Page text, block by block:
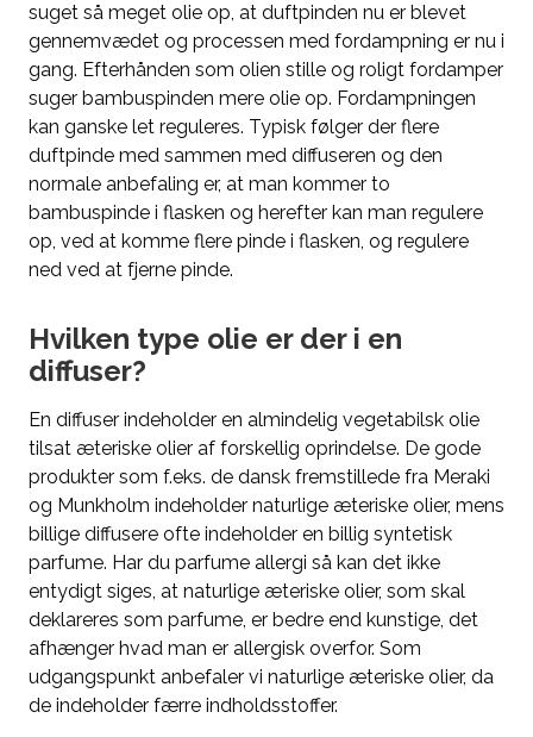
suget så meget olie op, at duftpinden nu er blevet
gennemvædet og processen med fordampning er nu i
gang. Efterhånden som olien stille og roligt fordamper
suger bambuspinden mere olie op. Fordampningen
kan ganske let reguleres. Typisk følger der flere
duftpinde med sammen med diffuseren og den
normale anbefaling er, at man kommer to
bambuspinde i flasken og herefter kan man regulere
op, ved at komme flere pinde i flasken, og regulere
ned ved at fjerne pinde.
Hvilken type olie er der i en
diffuser?
En diffuser indeholder en almindelig vegetabilsk olie
tilsat æteriske olier af forskellig oprindelse. De gode
produkter som f.eks. de dansk fremstillede fra Meraki
og Munkholm indeholder naturlige æteriske olier, mens
billige diffusere ofte indeholder en billig syntetisk
parfume. Har du parfume allergi så kan det ikke
entydigt siges, at naturlige æteriske olier, som skal
deklareres som parfume, er bedre end kunstige, det
afhænger hvad man er allergisk overfor. Som
udgangspunkt anbefaler vi naturlige æteriske olier, da
de indeholder færre indholdsstoffer.